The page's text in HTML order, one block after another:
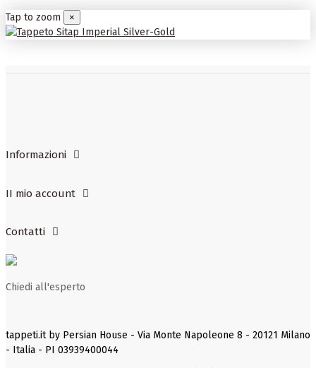
Tap to zoom ×
Informazioni
II mio account
Contatti
Chiedi all'esperto
tappeti.it by Persian House - Via Monte Napoleone 8 - 20121 Milano
- Italia - PI 03939400044